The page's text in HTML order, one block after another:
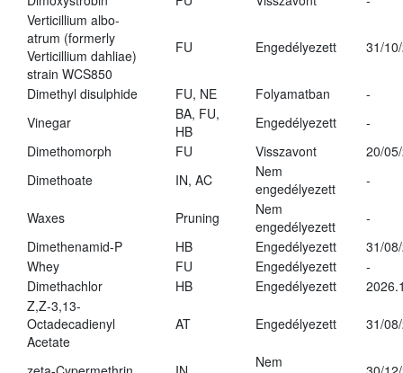
Verticillium albo-
atrum (formerly
Verticillium dahliae)
strain WCS850
FU Engedélyezett 31/
Dimethyl disulphide FU, NE Folyamatban
-
Vinegar
BA, FU,
HB
Engedélyezett
-
Dimethomorph
FU Visszavont
20/
Dimethoate
IN, AC
Nem
engedélyezett
-
Waxes Pruning
Nem
engedélyezett
-
Dimethenamid-P
HB Engedélyezett
31/
Whey
FU Engedélyezett
-
Dimethachlor
HB Engedélyezett
Z,Z-3,13-
Octadecadienyl
Acetate
AT Engedélyezett 31/
Nem